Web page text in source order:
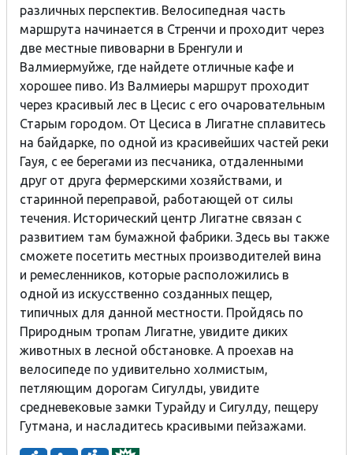
различных перспектив. Велосипедная часть
маршрута начинается в Стренчи и проходит через
две местные пивоварни в Бренгули и
Валмиермуйже, где найдете отличные кафе и
хорошее пиво. Из Валмиеры маршрут проходит
через красивый лес в Цесис с его очаровательным
Старым городом. От Цесиса в Лигатне сплавитесь
на байдарке, по одной из красивейших частей реки
Гауя, с ее берегами из песчаника, отдаленными
друг от друга фермерскими хозяйствами, и
старинной переправой, работающей от силы
течения. Исторический центр Лигатне связан с
развитием там бумажной фабрики. Здесь вы также
сможете посетить местных производителей вина
и ремесленников, которые расположились в
одной из искусственно созданных пещер,
типичных для данной местности. Пройдясь по
Природным тропам Лигатне, увидите диких
животных в лесной обстановке. А проехав на
велосипеде по удивительно холмистым,
петляющим дорогам Сигулды, увидите
средневековые замки Турайду и Сигулду, пещеру
Гутмана, и насладитесь красивыми пейзажами.